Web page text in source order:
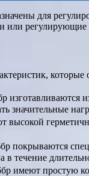
для
или регулирующие
изготавливаются
значительные
высокой
покрываются
в течение
имеют простую